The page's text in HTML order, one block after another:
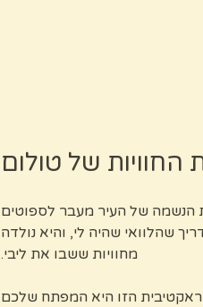
החוויות של טולום
הנשמה של העיר מעבר לספוטים
שהלוואי שהיה לי, והיא נולדה
מחוויות ששבו את ליבי.
הזו היא המפתח שלכם